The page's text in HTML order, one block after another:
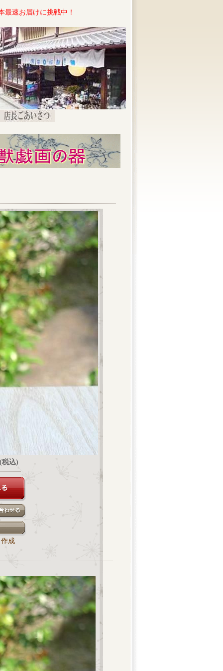
最速お届けに挑戦中！
税込)
成